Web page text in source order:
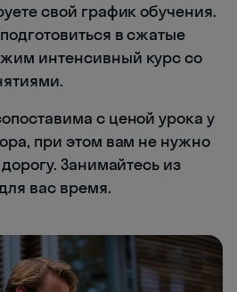
свой график обучения.
в сжатые
интенсивный курс со
с ценой урока у
при этом вам не нужно
Занимайтесь из
вас время.